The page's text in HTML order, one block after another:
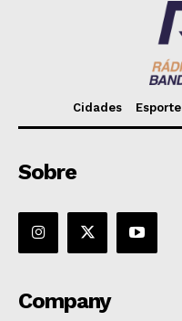
Cidades Esporte
Sobre
Company